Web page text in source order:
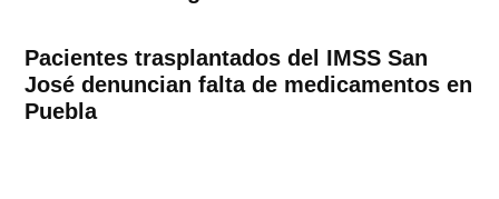
Pacientes trasplantados del IMSS San
José denuncian falta de medicamentos en
Puebla